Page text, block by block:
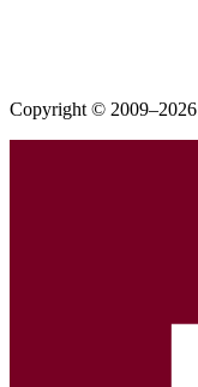
Copyright © 2009–2026